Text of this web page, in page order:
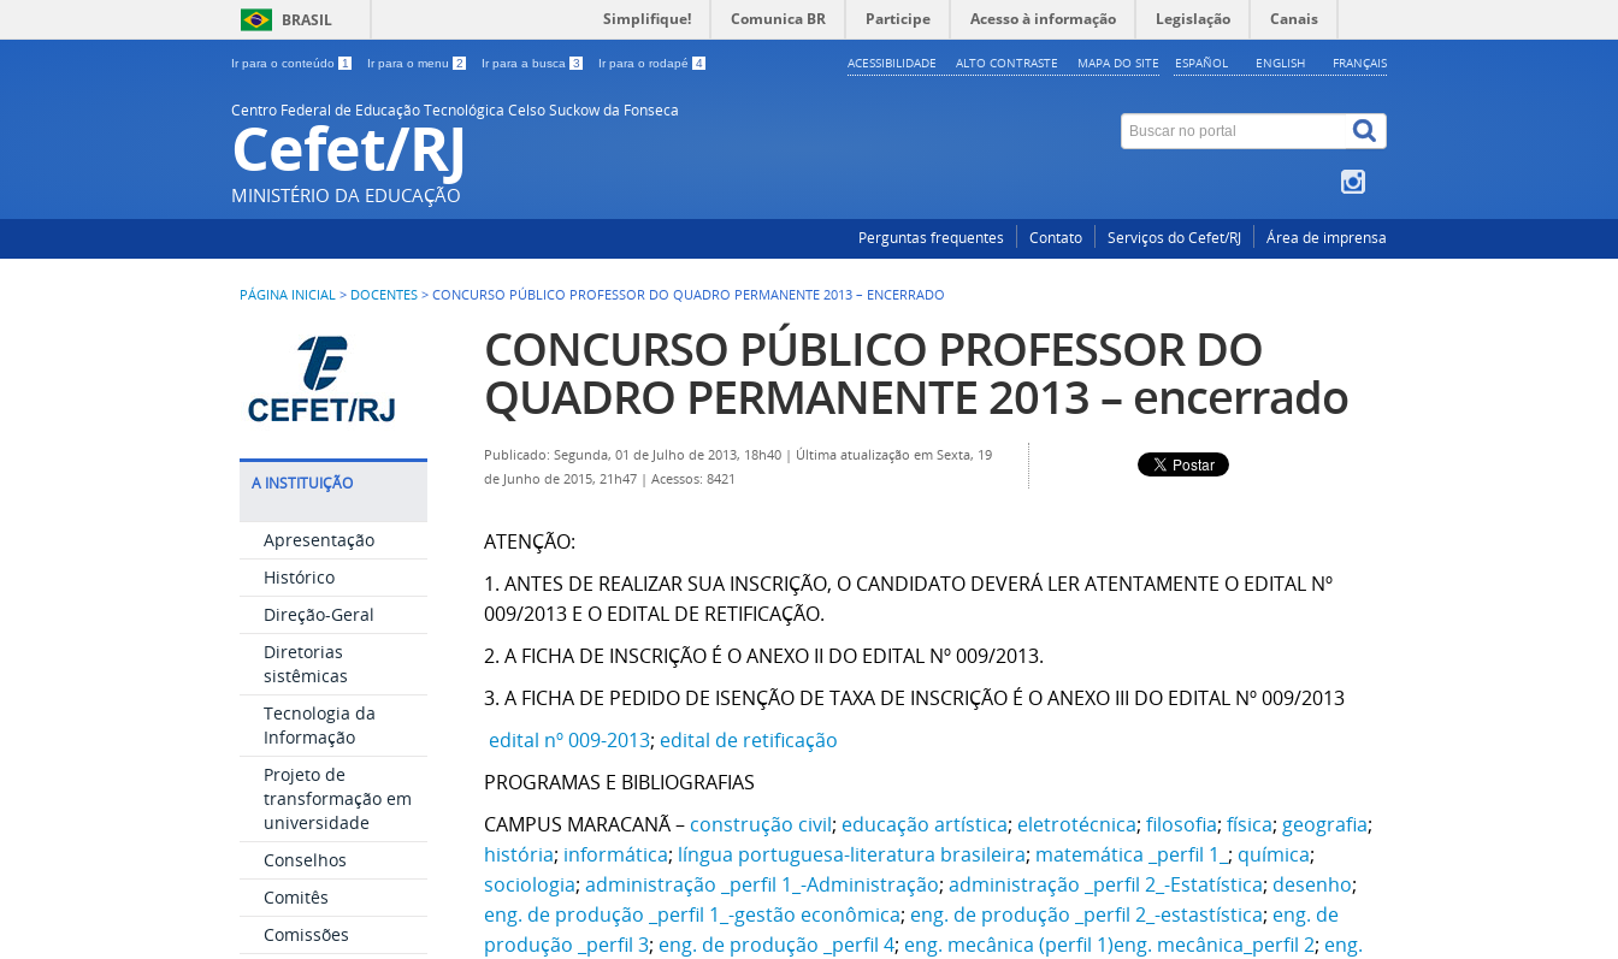
BRASIL Simplifique! Comunica BR Participe Acesso à informação Legislação Canais
Ir para o conteúdo 1 Ir para o menu 2 Ir para a busca 3 Ir para o rodapé 4 ESPAÑOL ENGLISH FRANÇAIS
ACESSIBILIDADE ALTO CONTRASTE MAPA DO SITE
Centro Federal de Educação Tecnológica Celso Suckow da Fonseca
Cefet/RJ
MINISTÉRIO DA EDUCAÇÃO
Perguntas frequentes Contato Serviços do Cefet/RJ Área de imprensa
PÁGINA INICIAL > DOCENTES > CONCURSO PÚBLICO PROFESSOR DO QUADRO PERMANENTE 2013 – ENCERRADO
A INSTITUIÇÃO
Apresentação
Histórico
Direção-Geral
Diretorias
sistêmicas
Tecnologia da
Informação
Projeto de
transformação em
universidade
Conselhos
Comitês
Comissões
CONCURSO PÚBLICO PROFESSOR DO
QUADRO PERMANENTE 2013 – encerrado
Publicado: Segunda, 01 de Julho de 2013, 18h40 | Última atualização em Sexta, 19
de Junho de 2015, 21h47 | Acessos: 8421
ATENÇÃO:
1. ANTES DE REALIZAR SUA INSCRIÇÃO, O CANDIDATO DEVERÁ LER ATENTAMENTE O EDITAL Nº
009/2013 E O EDITAL DE RETIFICAÇÃO.
2. A FICHA DE INSCRIÇÃO É O ANEXO II DO EDITAL Nº 009/2013.
3. A FICHA DE PEDIDO DE ISENÇÃO DE TAXA DE INSCRIÇÃO É O ANEXO III DO EDITAL Nº 009/2013
edital nº 009-2013; edital de retificação
PROGRAMAS E BIBLIOGRAFIAS
CAMPUS MARACANÃ – construção civil; educação artística; eletrotécnica; filosofia; física; geografia;
história; informática; língua portuguesa-literatura brasileira; matemática _perfil 1_ ; química;
sociologia; administração _perfil 1_-Administração; administração _perfil 2_-Estatística; desenho;
eng. de produção _perfil 1_-gestão econômica; eng. de produção _perfil 2_-estastística; eng. de
produção _perfil 3; eng. de produção _perfil 4; eng. mecânica (perfil 1)eng. mecânica_perfil 2; eng.